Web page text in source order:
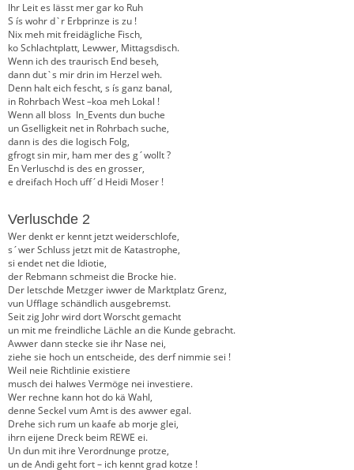
Ihr Leit es lässt mer gar ko Ruh
S ís wohr d`r Erbprinze is zu !
Nix meh mit freidägliche Fisch,
ko Schlachtplatt, Lewwer, Mittagsdisch.
Wenn ich des traurisch End beseh,
dann dut`s mir drin im Herzel weh.
Denn halt eich fescht, s ís ganz banal,
in Rohrbach West –koa meh Lokal !
Wenn all bloss In_Events dun buche
un Gselligkeit net in Rohrbach suche,
dann is des die logisch Folg,
gfrogt sin mir, ham mer des g´wollt ?
En Verluschd is des en grosser,
e dreifach Hoch uff´d Heidi Moser !
Verluschde 2
Wer denkt er kennt jetzt weiderschlofe,
s´wer Schluss jetzt mit de Katastrophe,
si endet net die Idiotie,
der Rebmann schmeist die Brocke hie.
Der letschde Metzger iwwer de Marktplatz Grenz,
vun Ufflage schändlich ausgebremst.
Seit zig Johr wird dort Worscht gemacht
un mit me freindliche Lächle an die Kunde gebracht.
Awwer dann stecke sie ihr Nase nei,
ziehe sie hoch un entscheide, des derf nimmie sei !
Weil neie Richtlinie existiere
musch dei halwes Vermöge nei investiere.
Wer rechne kann hot do kä Wahl,
denne Seckel vum Amt is des awwer egal.
Drehe sich rum un kaafe ab morje glei,
ihrn eijene Dreck beim REWE ei.
Un dun mit ihre Verordnunge protze,
un de Andi geht fort – ich kennt grad kotze !